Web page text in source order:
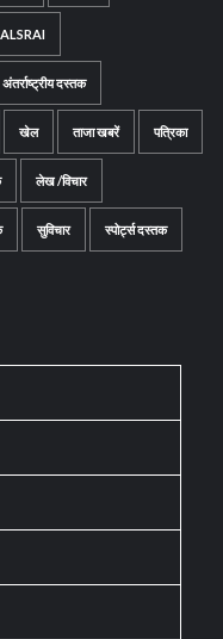
अंतर्राष्ट्रीय दस्तक
खेल ताजा खबरें पत्रिका
लेख /विचार
सुविचार स्पोर्ट्स दस्तक